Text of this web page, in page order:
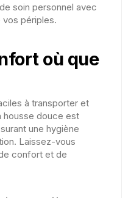
soin personnel avec
périples.
où que
à transporter et
housse douce est
une hygiène
Laissez-vous
confort et de